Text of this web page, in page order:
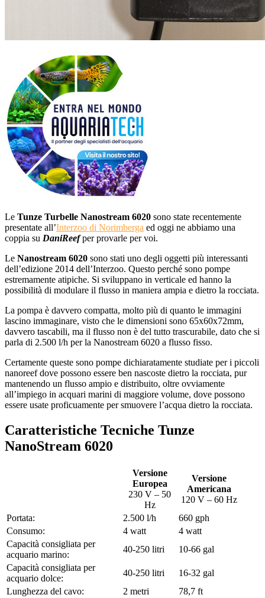
Le Tunze Turbelle Nanostream 6020 sono state recentemente
presentate all’Interzoo di Norimberga ed oggi ne abbiamo una
coppia su DaniReefper provarle per voi.
Le Nanostream 6020 sono stati uno degli oggetti più interessanti
dell’edizione 2014 dell’Interzoo. Questo perché sono pompe
estremamente atipiche. Si sviluppano in verticale ed hanno la
possibilità di modulare il flusso in maniera ampia e dietro la rocciata.
La pompa è davvero compatta, molto più di quanto le immagini
lascino immaginare, visto che le dimensioni sono 65x60x72mm,
davvero tascabili, ma il flusso non è del tutto trascurabile, dato che si
parla di 2.500 l/h per la Nanostream 6020 a flusso fisso.
Certamente queste sono pompe dichiaratamente studiate per i piccoli
nanoreef dove possono essere ben nascoste dietro la rocciata, pur
mantenendo un flusso ampio e distribuito, oltre ovviamente
all’impiego in acquari marini di maggiore volume, dove possono
essere usate proficuamente per smuovere l’acqua dietro la rocciata.
Caratteristiche Tecniche Tunze
NanoStream 6020
Versione
Europea
230 V – 50
Hz
Versione
Americana
120 V – 60 Hz
Portata:
2.500 l/h
660 gph
Consumo:
4 watt
4 watt
Capacità consigliata per
acquario marino:
40-250 litri
10-66 gal
Capacità consigliata per
acquario dolce:
40-250 litri
16-32 gal
Lunghezza del cavo:
2 metri
78,7 ft